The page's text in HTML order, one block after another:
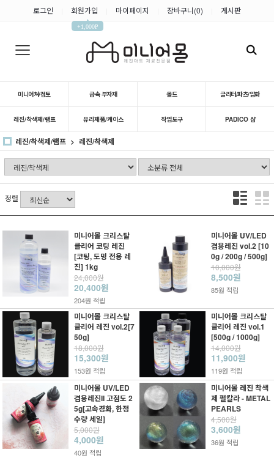
로그인 회원가입
▲
+1,000P
마이페이지 장바구니(0) 게시판
미니어쳐/점토 금속 부자재 몰드 글리터/파츠/압화
레진/착색제/램프 유리제품/케이스 작업도구 PADICO 샵
레진/착색제/램프 레진/착색제
정렬
미니어몰 크리스탈
클리어 코팅 레진
[코팅, 도밍 전용 레
진] 1kg
24,000원
20,400원
204원 적립
미니어몰 UV/LED
겸용레진 vol.2 [10
0g / 200g / 500g]
10,000원
8,500원
85원 적립
미니어몰 크리스탈
클리어 레진 vol.2[7
50g]
18,000원
15,300원
153원 적립
미니어몰 크리스탈
클리어 레진 vol.1
[500g / 1000g]
14,000원
11,900원
119원 적립
미니어몰 UV/LED
겸용레진II 고점도 2
5g[고속경화, 한정
수량 세일]
5,000원
4,000원
40원 적립
미니어몰 레진 착색
제 펄칼라 - METAL
PEARLS
4,500원
3,600원
36원 적립